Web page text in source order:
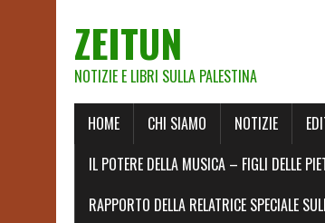
ZEITUN
NOTIZIE E LIBRI SULLA PALESTINA
HOME CHI SIAMO NOTIZIE
IL POTERE DELLA MUSICA – FIGLI DELLE
RAPPORTO DELLA RELATRICE SPECIALE